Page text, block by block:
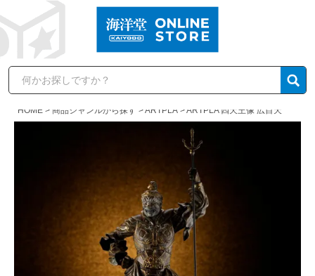
HOME 商品ジャンルから探す ARTPLA ARTPLA 四天王像 広目天